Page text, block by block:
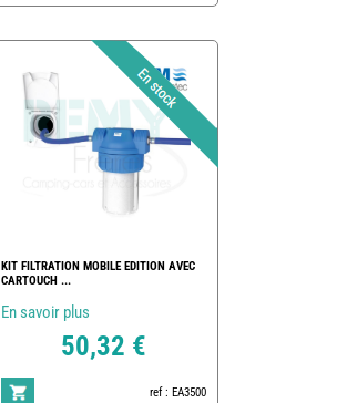
KIT FILTRATION MOBILE EDITION AVEC
CARTOUCH ...
En savoir plus
50,32 €
ref : EA3500